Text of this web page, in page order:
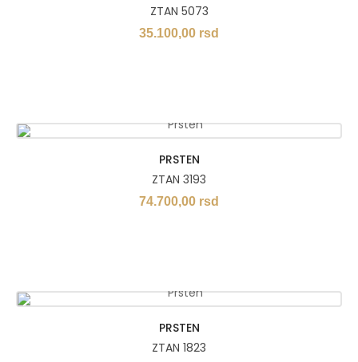
ZTAN 5073
35.100,00 rsd
PRSTEN
ZTAN 3193
74.700,00 rsd
PRSTEN
ZTAN 1823